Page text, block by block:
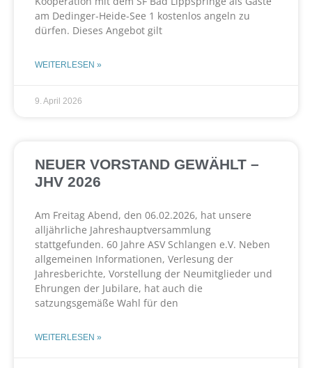
am Dedinger-Heide-See 1 kostenlos angeln zu
dürfen. Dieses Angebot gilt
WEITERLESEN »
9. April 2026
NEUER VORSTAND GEWÄHLT –
JHV 2026
Am Freitag Abend, den 06.02.2026, hat unsere
alljährliche Jahreshauptversammlung
stattgefunden. 60 Jahre ASV Schlangen e.V. Neben
allgemeinen Informationen, Verlesung der
Jahresberichte, Vorstellung der Neumitglieder und
Ehrungen der Jubilare, hat auch die
satzungsgemäße Wahl für den
WEITERLESEN »